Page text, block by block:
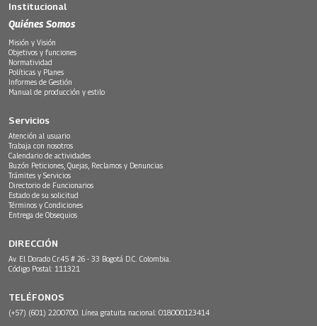
Institucional
Quiénes Somos
Misión y Visión
Objetivos y funciones
Normatividad
Políticas y Planes
Informes de Gestión
Manual de producción y estilo
Servicios
Atención al usuario
Trabaja con nosotros
Calendario de actividades
Buzón Peticiones, Quejas, Reclamos y Denuncias
Trámites y Servicios
Directorio de Funcionarios
Estado de su solicitud
Términos y Condiciones
Entrega de Obsequios
DIRECCIÓN
Av. El Dorado Cr.45 # 26 - 33 Bogotá D.C. Colombia.
Código Postal: 111321
TELÉFONOS
(+57) (601) 2200700. Línea gratuita nacional: 018000123414